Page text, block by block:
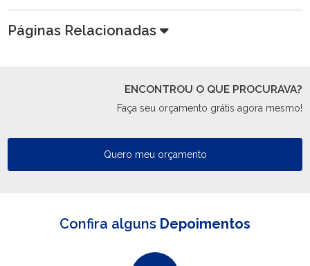
Páginas Relacionadas
ENCONTROU O QUE PROCURAVA?
Faça seu orçamento grátis agora mesmo!
Quero meu orçamento
Confira alguns Depoimentos